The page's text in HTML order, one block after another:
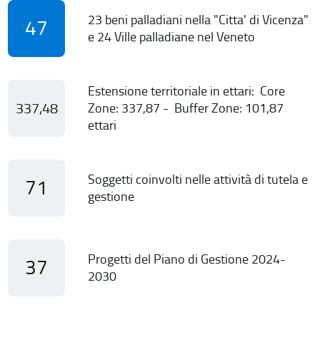
47
23 beni palladiani nella "Citta' di Vicenza"
e 24 Ville palladiane nel Veneto
337,48
Estensione territoriale in ettari: Core
Zone: 337,87 - Buffer Zone: 101,87
ettari
71
Soggetti coinvolti nelle attività di tutela e
gestione
37
Progetti del Piano di Gestione 2024-
2030